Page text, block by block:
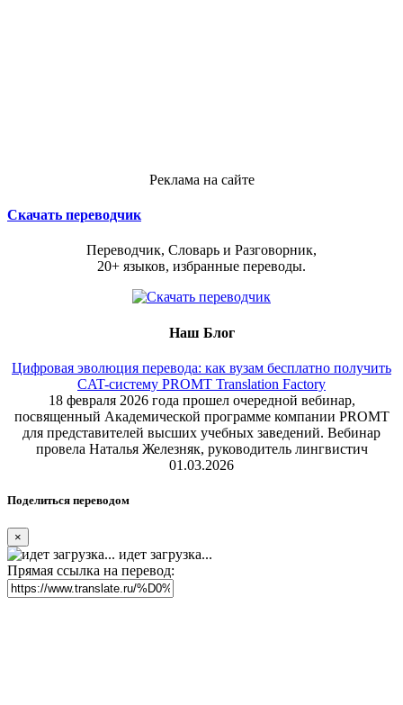
Реклама на сайте
Скачать переводчик
Переводчик, Словарь и Разговорник,
20+ языков, избранные переводы.
Наш Блог
Цифровая эволюция перевода: как вузам бесплатно получить
CAT-систему PROMT Translation Factory
18 февраля 2026 года прошел очередной вебинар,
посвященный Академической программе компании PROMT
для представителей высших учебных заведений. Вебинар
провела Наталья Железняк, руководитель лингвистич
01.03.2026
Поделиться переводом
×
идет загрузка...
Прямая ссылка на перевод: